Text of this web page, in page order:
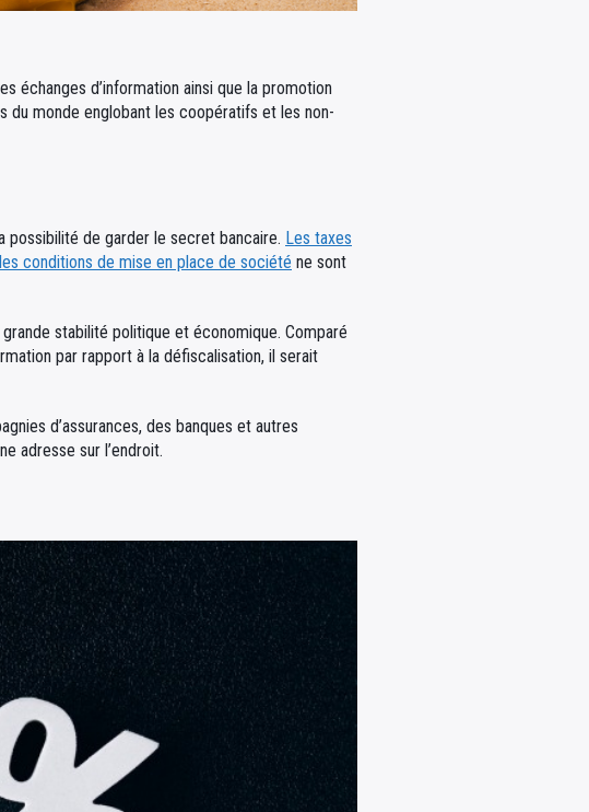
échanges d’information ainsi que la promotion
du monde englobant les coopératifs et les non-
possibilité de garder le secret bancaire. Les taxes
les conditions de mise en place de société ne sont
stabilité politique et économique. Comparé
par rapport à la défiscalisation, il serait
d’assurances, des banques et autres
adresse sur l’endroit.